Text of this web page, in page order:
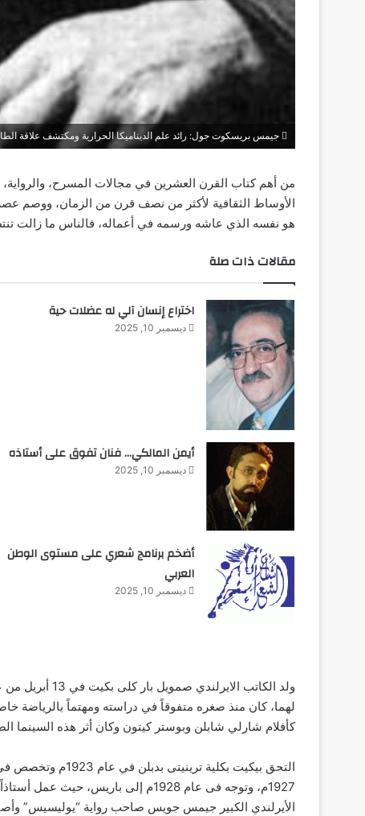
جيمس بريسكوت جول: رائد علم الديناميكا الحرارية ومكتشف علاقة
من أهم كتاب القرن العشرين في مجالات المسرح،
الأوساط الثقافية لأكثر من نصف قرن من الزمان، ووصم
هو نفسه الذي عاشه ورسمه في أعماله، فالناس ما زالت
مقالات ذات صلة
اختراع إنسان آلي له عضلات حية
ديسمبر 10, 2025
أيمن المالكي… فنان تفوق على أستاذه
ديسمبر 10, 2025
أضخم برنامج شعري على مستوى الوطن
العربي
ديسمبر 10, 2025
لهما، كان منذ صغره متفوقاً في دراسته ومهتماً بالرياضة
كأفلام شارلي شابلن وبوستر كيتون وكان أثر هذه السينما
التحق بيكيت بكلية
1927م، وتوجه فى عام 1928م إلى
الأيرلندي الكبير جيمس جويس صاحب رواية “يوليسيس”